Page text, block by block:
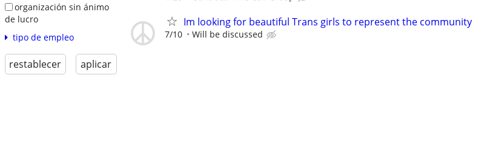
organización sin ánimo
de lucro
tipo de empleo
restablecer aplicar
Im looking for beautiful Trans girls to represent the community
7/10 Will be discussed